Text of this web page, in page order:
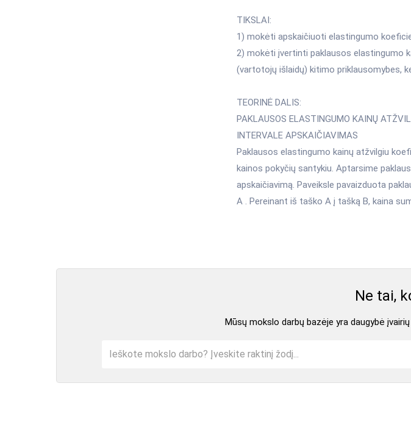
TIKSLAI:
1) mokėti apskaičiuoti elastingumo
2) mokėti įvertinti paklausos elastingumo
(vartotojų išlaidų) kitimo priklausomybes,
TEORINĖ DALIS:
PAKLAUSOS ELASTINGUMO KAINŲ
INTERVALE APSKAIČIAVIMAS
Paklausos elastingumo kainų atžvilgiu
kainos pokyčių santykiu. Aptarsime
apskaičiavimą. Paveiksle pavaizduota
A . Pereinant iš taško A į tašką B, kaina
Ne tai,
Mūsų mokslo darbų bazėje yra daugybė